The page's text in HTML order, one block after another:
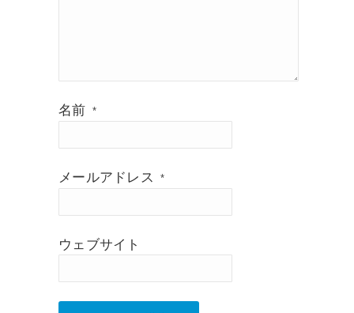
名前 *
メールアドレス *
ウェブサイト